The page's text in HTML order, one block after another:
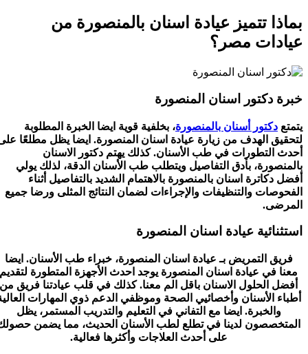
بماذا تتميز عيادة اسنان بالمنصورة من
عيادات مصر؟
خبرة دكتور اسنان المنصورة
يتمتعدكتور أسنان بالمنصورة ، بخلفية قوية ايضا الخبرة المطلوبة
لتحقيق الهدف من زيارة عيادة اسنان المنصورة. ايضا يظل مطلعًا على
أحدث التطورات في طب الأسنان. كذلك يهتم دكتور الاسنان
بالمنصورة، بأدق التفاصيل ويتطلب طب الأسنان الدقة، لذلك يولي
أفضل دكاترة اسنان بالمنصورة بالاهتمام الشديد بالتفاصيل أثناء
الفحوصات والتنظيفات والإجراءات لضمان النتائج المثلى ورضا جميع
المرضى.
استثنائية عيادة اسنان المنصورة
فريق التمريض بـ عيادة اسنان المنصورة، خبراء طب الأسنان. ايضا
معنا في عيادة اسنان المنصورة يوجد احدث الأجهزة المتطورة لتقديم
أفضل الحلول الاسنان باقل الم معنا. كذلك في قلب عيادتنا فريق من
أطباء الأسنان وأخصائيي الصحة وموظفي الدعم ذوي المهارات العالية
والخبرة. ايضا مع التفاني في التعليم والتدريب المستمر، يظل
المتخصصون لدينا في تطلع لطب الأسنان الحديث، مما يضمن حصولك
على أحدث العلاجات وأكثرها فعالية.